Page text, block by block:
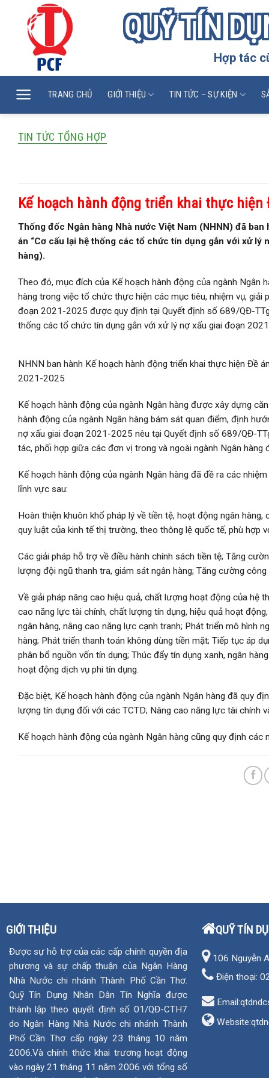
QUỸ TÍN
Hợp tác
TRANG CHỦ GIỚI THIỆU TIN TỨC – SỰ KIỆN
TIN TỨC TỔNG HỢP
Kế hoạch hành động triển khai thực hiện
Thống đốc Ngân hàng Nhà nước Việt Nam (NHNN) đã
án “Cơ cấu lại hệ thống các tổ chức tín dụng gắn với xử lý
hàng).
Theo đó, mục đích của Kế hoạch hành động của ngành Ngân
hàng trong việc tổ chức thực hiện các mục tiêu, nhiệm vụ,
đoạn 2021-2025 được quy định tại Quyết định số 689/QĐ-
thống các tổ chức tín dụng gắn với xử lý nợ xấu giai đoạn
NHNN ban hành Kế hoạch hành động triển khai thực hiện Đề
2021-2025
Kế hoạch hành động của ngành Ngân hàng được xây dựng
hành động của ngành Ngân hàng bám sát quan điểm, định
nợ xấu giai đoạn 2021-2025 nêu tại Quyết định số 689/QĐ-
tác, phối hợp giữa các đơn vị trong và ngoài ngành Ngân
Kế hoạch hành động của ngành Ngân hàng đã đề ra các
lĩnh vực sau:
Hoàn thiện khuôn khổ pháp lý về tiền tệ, hoạt động ngân
quy luật của kinh tế thị trường, theo thông lệ quốc tế, phù hợp
Các giải pháp hỗ trợ về điều hành chính sách tiền tệ; Tăng
lượng đội ngũ thanh tra, giám sát ngân hàng; Tăng cường
Về giải pháp nâng cao hiệu quả, chất lượng hoạt động của hệ
cao năng lực tài chính, chất lượng tín dụng, hiệu quả hoạt
ngân hàng, nâng cao năng lực cạnh tranh; Phát triển mô hình
hàng; Phát triển thanh toán không dùng tiền mặt; Tiếp tục áp
phân bổ nguồn vốn tín dụng; Thúc đẩy tín dụng xanh, ngân
hoạt động dịch vụ phi tín dụng.
Đặc biệt, Kế hoạch hành động của ngành Ngân hàng đã quy
lượng tín dụng đối với các TCTD; Nâng cao năng lực tài chính
Kế hoạch hành động của ngành Ngân hàng cũng quy định
GIỚI THIỆU
Được sự hỗ trợ của các cấp chính quyền địa
phương và sự chấp thuận của Ngân Hàng
Nhà Nước chi nhánh Thành Phố Cần Thơ.
Quỹ Tín Dụng Nhân Dân Tín Nghĩa được
thành lập theo quyết định số 01/QĐ-CTH7
do Ngân Hàng Nhà Nước chi nhánh Thành
Phố Cần Thơ cấp ngày 23 tháng 10 năm
2006.Và chính thức khai trương hoạt động
vào ngày 21 tháng 11 năm 2006 với tổng số
QUỸ TÍN
106 Nguyễn
Điện thoại:
Website: